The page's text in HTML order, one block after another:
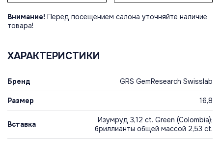
Внимание! Перед посещением салона уточняйте наличие
товара!
ХАРАКТЕРИСТИКИ
Бренд GRS GemResearch Swisslab
Размер 16,8
Вставка
Изумруд 3,12 ct. Green (Colombia);
бриллианты общей массой 2,53 ct.